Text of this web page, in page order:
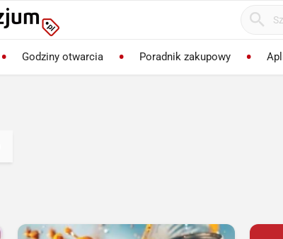
Godziny otwarcia Poradnik zakupowy